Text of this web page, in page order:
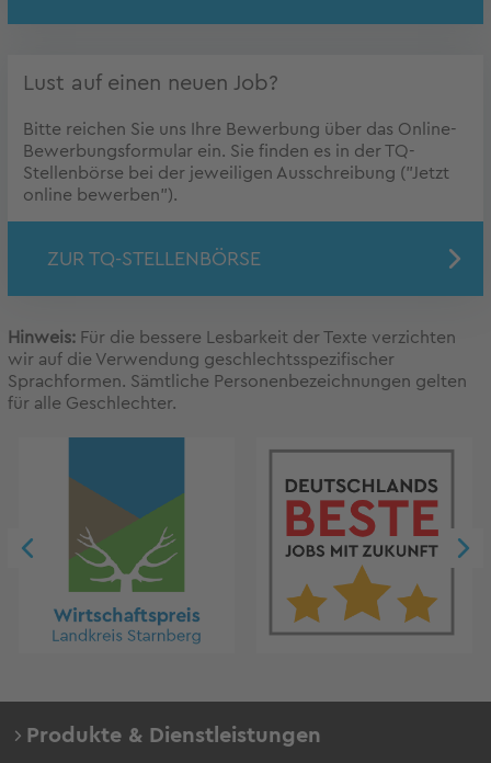
Lust auf einen neuen Job?
Bitte reichen Sie uns Ihre Bewerbung über das Online-
Bewerbungsformular ein. Sie finden es in der TQ-
Stellenbörse bei der jeweiligen Ausschreibung ("Jetzt
online bewerben").
ZUR TQ-STELLENBÖRSE
Hinweis: Für die bessere Lesbarkeit der Texte verzichten
wir auf die Verwendung geschlechtsspezifischer
Sprachformen. Sämtliche Personenbezeichnungen gelten
für alle Geschlechter.
Produkte & Dienstleistungen